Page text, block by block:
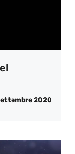
2020